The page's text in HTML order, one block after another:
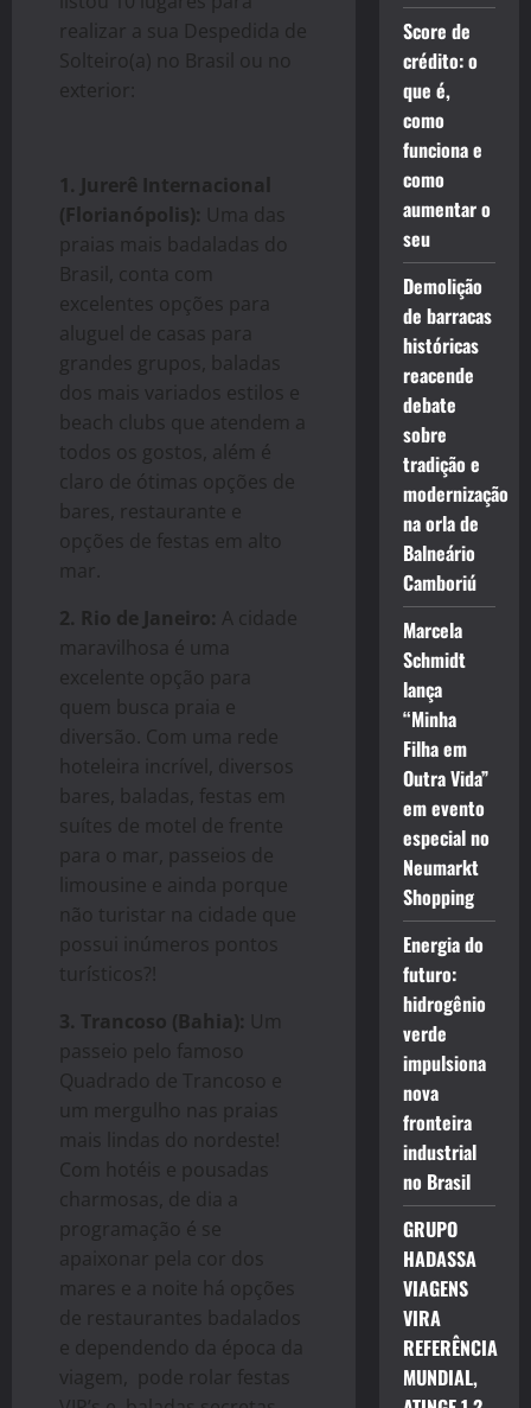
realizar a sua Despedida de
Solteiro(a) no Brasil ou no
exterior:
1. Jurerê Internacional
(Florianópolis): Uma das
praias mais badaladas do
Brasil, conta com
excelentes opções para
aluguel de casas para
grandes grupos, baladas
dos mais variados estilos e
beach clubs que atendem a
todos os gostos, além é
claro de ótimas opções de
bares, restaurante e
opções de festas em alto
mar.
2. Rio de Janeiro: A cidade
maravilhosa é uma
excelente opção para
quem busca praia e
diversão. Com uma rede
hoteleira incrível, diversos
bares, baladas, festas em
suítes de motel de frente
para o mar, passeios de
limousine e ainda porque
não turistar na cidade que
possui inúmeros pontos
turísticos?!
3. Trancoso (Bahia): Um
passeio pelo famoso
Quadrado de Trancoso e
um mergulho nas praias
mais lindas do nordeste!
Com hotéis e pousadas
charmosas, de dia a
programação é se
apaixonar pela cor dos
mares e a noite há opções
de restaurantes badalados
e dependendo da época da
viagem, pode rolar festas
Score de
crédito: o
que é,
como
funciona e
como
aumentar o
seu
Demolição
de barracas
históricas
reacende
debate
sobre
tradição e
modernização
na orla de
Balneário
Camboriú
Marcela
Schmidt
lança
“Minha
Filha em
Outra Vida”
em evento
especial no
Neumarkt
Shopping
Energia do
futuro:
hidrogênio
verde
impulsiona
nova
fronteira
industrial
no Brasil
GRUPO
HADASSA
VIAGENS
VIRA
REFERÊNCIA
MUNDIAL,